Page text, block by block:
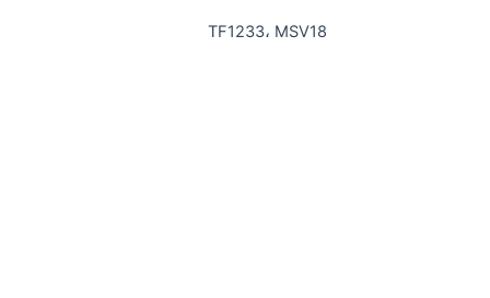
TF1233، MSV18